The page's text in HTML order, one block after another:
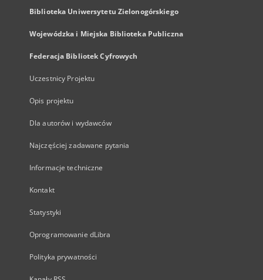
Biblioteka Uniwersytetu Zielonogórskiego
Wojewódzka i Miejska Biblioteka Publiczna
Federacja Bibliotek Cyfrowych
Uczestnicy Projektu
Opis projektu
Dla autorów i wydawców
Najczęściej zadawane pytania
Informacje techniczne
Kontakt
Statystyki
Oprogramowanie dLibra
Polityka prywatności